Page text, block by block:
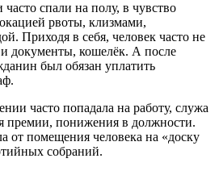
спали на полу, в чувство
рвоты, клизмами,
Приходя в себя, человек часто не
документы, кошелёк. А после
был обязан уплатить
часто попадала на работу, служа
премии, понижения в должности.
от помещения человека на «доску
собраний.